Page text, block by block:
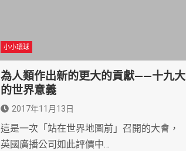
小小環球
為人類作出新的更大的貢獻——十九大
的世界意義
2017年11月13日
這是一次「站在世界地圖前」召開的大會，
英國廣播公司如此評價中…